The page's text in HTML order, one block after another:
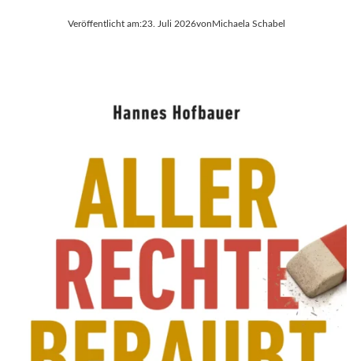
Veröffentlicht am:23. Juli 2026von Michaela Schabel